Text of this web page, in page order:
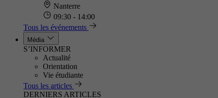
Nanterre
09:30 - 14:00
Tous les événements
Média
S’INFORMER
Actualité
Orientation
Vie étudiante
Tous les articles
DERNIERS ARTICLES